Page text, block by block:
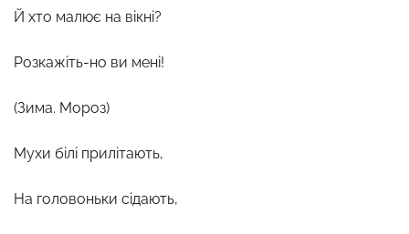
Й хто малює на вікні?
Розкажіть-но ви мені!
(Зима. Мороз)
Мухи білі прилітають,
На головоньки сідають,